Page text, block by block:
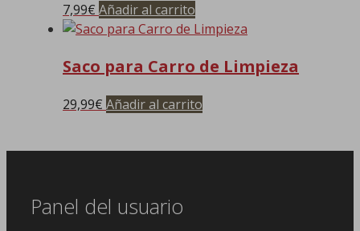
7,99€ Añadir al carrito
Saco para Carro de Limpieza
29,99€ Añadir al carrito
Panel del usuario